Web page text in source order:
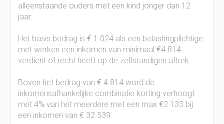
alleenstaande ouders met een kind jonger dan 12
jaar.
Het basis bedrag is € 1.024 als een belastingplichtige
met werken een inkomen van minimaal €4.814
verdient of recht heeft op de zelfstandigen aftrek
Boven het bedrag van € 4.814 word de
inkomensafhankelijke combinatie korting verhoogt
met 4% van het meerdere met een max €2.133 bij
een inkomen van € 32.539